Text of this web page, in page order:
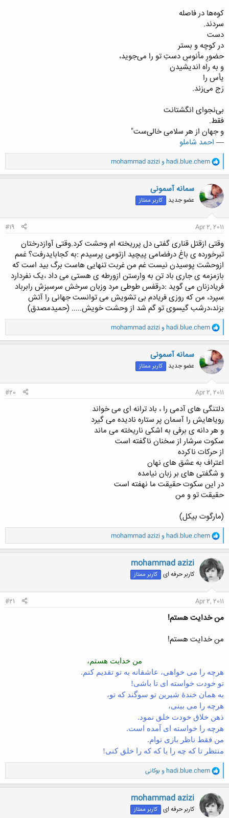
کوه‌ها در فاصله
سردند.
دست
در کوچه و بستر
حضورِ مأنوسِ دستِ تو را می‌جوید،
و به راه اندیشیدن
یأس را
رَج می‌زند.
بی‌نجوای انگشتانت
فقط.
و جهان از هر سلامی خالی‌ست"
— احمد شاملو
و
ا
ک
ن
ش
ه
ا
hadi.blue.chem و mohammad azizi
سمانه آسمونی
عضو جدید کاربر ممتاز
Apr 2, 2011
#19
وقتی ازقتل قناری گفتی دل پرریخته ام وحشت کرد.وقتی آوازدرختان
تبرخورده ی باغ درفضامی پیچید ازتومی پرسیدم :به کجابایدرفت؟ غمم
ازوحشت پوسیدن نیست غم من غربت تنهایی هاست برگ بید است که
بازمزمه ی جاری باد تن به وارستن ازورطه ی هستی می داد ،یک نفردارد
فریادزنان می گوید :درقفس طوطی مرد وزبان سرخش سرسبزش رابرباد
سپرد، من که روزی فریادم بی تشویش می توانست جهانی را آتش
بزند،درشب گیسوی تو گم شد از وحشت خویش..... (حمیدمصدق)
و
ا
ک
ن
ش
ه
ا
hadi.blue.chem و mohammad azizi
سمانه آسمونی
عضو جدید کاربر ممتاز
Apr 2, 2011
#20
دلتنگی های آدمی را ، باد ترانه ای می خواند
رویاهایش را آسمان پر ستاره نادیده می گیرد
و هر دانه ی برفی به اشکی ناریخته می ماند
سکوت سرشار از سخنان ناگفته است
از حرکات ناکرده
اعتراف به عشق های نهان
و شگفتی های بر زبان نیامده
در این سکوت حقیقت ما نهفته است
حقیقت تو و من
(مارگوت بیكل)
و
ا
ک
ن
ش
ه
ا
hadi.blue.chem و mohammad azizi
mohammad azizi
کاربر حرفه ای کاربر ممتاز
Apr 2, 2011
#21
من خدایت هستم!
من خدایت هستم!
من خدایت هستم،
هرچه را می خواهی، عاشقانه به تو تقدیم کنم.
تو خودت خواسته ای تا باشی!
به همان خندۀ شیرین تو سوگند که تو،
هرچه را می بینی،
ذهن خلاق خودت خلق نمود.
هرچه را خواسته ای آمده است.
من فقط ناظر بازی توام.
منتظر تا که چه را یا که که را خلق کنی!
و
ا
ک
ن
ش
ه
hadi.blue.chem و بوکانی
mohammad azizi
کاربر حرفه ای کاربر ممتاز